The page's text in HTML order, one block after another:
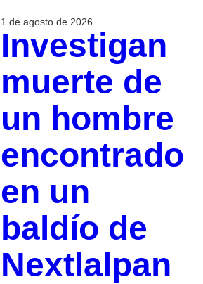
1 de agosto de 2026
Investigan
muerte de
un hombre
encontrado
en un
baldío de
Nextlalpan